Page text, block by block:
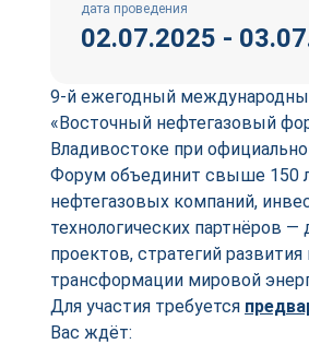
дата проведения
02.07.2025 -
9-й ежегодный
«Восточный нефтегазовый
Владивостоке при
Форум объединит свыше 150
нефтегазовых компаний,
технологических партнёров
проектов, стратегий
трансформации мировой
Для участия требуется
Вас ждёт: